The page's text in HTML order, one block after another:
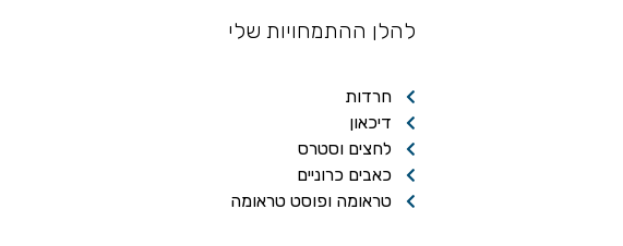
להלן ההתמחויות שלי
חרדות
דיכאון
לחצים וסטרס
כאבים כרוניים
טראומה ופוסט טראומה